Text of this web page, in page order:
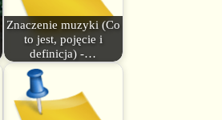
Znaczenie muzyki (Co
to jest, pojęcie i
definicja) -…